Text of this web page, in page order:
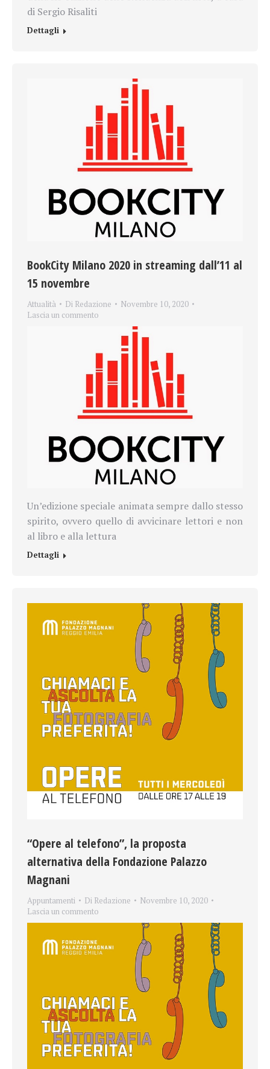
di Sergio Risaliti
Dettagli
BookCity Milano 2020 in streaming dall’11 al
15 novembre
Attualità Di Redazione
Novembre 10, 2020
Lascia un commento
Un’edizione speciale animata sempre dallo stesso
spirito, ovvero quello di avvicinare lettori e non
al libro e alla lettura
Dettagli
“Opere al telefono”, la proposta
alternativa della Fondazione Palazzo
Magnani
Appuntamenti Di Redazione
Novembre 10, 2020
Lascia un commento